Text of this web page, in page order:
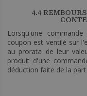
4.4
Lorsqu'une
coupon est ventilé sur
au prorata de leur
produit d'une
déduction faite de la